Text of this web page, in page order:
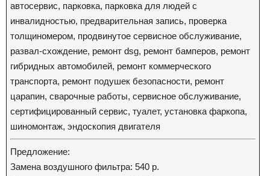
автосервис, парковка, парковка для людей с
инвалидностью, предварительная запись, проверка
толщиномером, продвинутое сервисное обслуживание,
развал-схождение, ремонт dsg, ремонт бамперов, ремонт
гибридных автомобилей, ремонт коммерческого
транспорта, ремонт подушек безопасности, ремонт
царапин, сварочные работы, сервисное обслуживание,
сертифицированный сервис, туалет, установка фаркопа,
шиномонтаж, эндоскопия двигателя
Предложение:
Замена воздушного фильтра: 540 р.